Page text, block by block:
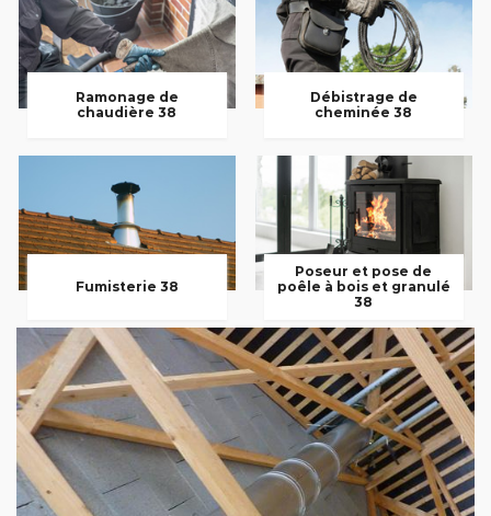
Ramonage de
chaudière 38
Débistrage de
cheminée 38
Fumisterie 38
Poseur et pose de
poêle à bois et granulé
38